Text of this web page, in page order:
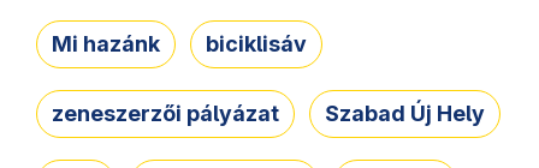
Mi hazánk biciklisáv
zeneszerzői pályázat Szabad Új Hely